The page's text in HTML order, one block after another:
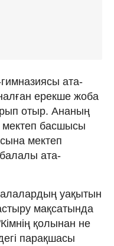
ата-
ерекше жоба
отыр. Ананың
мектеп басшысы
мектеп
ата-
уақытын
мақсатында
қолынан не
парақшасы